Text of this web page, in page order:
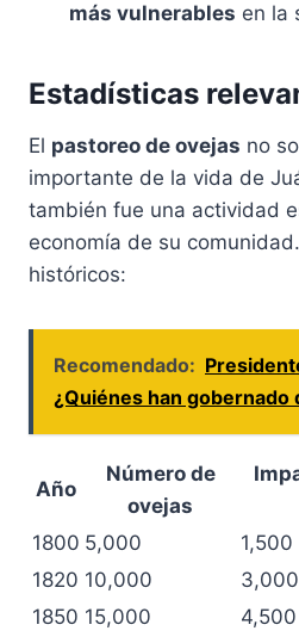
más vulnerables en la
Estadísticas
El pastoreo de ovejas no
importante de la vida de
también fue una actividad
economía de su
históricos:
Recomendado:
¿Quiénes han gobernado
Año
Número de
ovejas
1800 5,000
1,500
1820 10,000
3,000
1850 15,000 4,500